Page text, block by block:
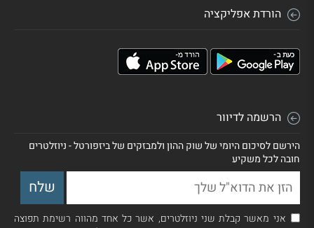
הורדת אפליקציה
הרשמה לדיוור
הירשם לסיכום היומי של שוק ההון ולמבזקים של ביזפורטל - ניוזלטרים
חובה לכל משקיע
אני מאשר קבלת שני ניוזלטרים, אשר כל אחד מהווה רשימת תפוצה